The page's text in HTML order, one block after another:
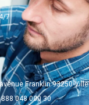
7
Franklin 93250
048 000 30